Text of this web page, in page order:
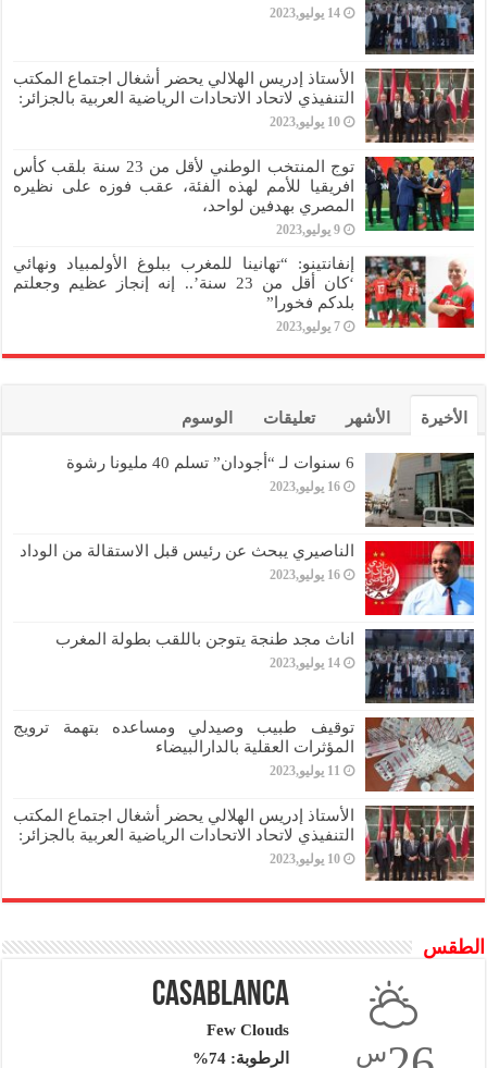
14 يوليو,2023
الأستاذ إدريس الهلالي يحضر أشغال اجتماع المكتب
التنفيذي لاتحاد الاتحادات الرياضية العربية بالجزائر:
10 يوليو,2023
توج المنتخب الوطني لأقل من 23 سنة بلقب كأس
افريقيا للأمم لهذه الفئة، عقب فوزه على نظيره
المصري بهدفين لواحد،
9 يوليو,2023
إنفانتينو: “تهانينا للمغرب ببلوغ الأولمبياد ونهائي
‘كان أقل من 23 سنة’.. إنه إنجاز عظيم وجعلتم
بلدكم فخورا”
7 يوليو,2023
الأخيرة الأشهر تعليقات الوسوم
6 سنوات لـ “أجودان” تسلم 40 مليونا رشوة
16 يوليو,2023
الناصيري يبحث عن رئيس قبل الاستقالة من الوداد
16 يوليو,2023
اناث مجد طنجة يتوجن باللقب بطولة المغرب
14 يوليو,2023
توقيف طبيب وصيدلي ومساعده بتهمة ترويج
المؤثرات العقلية بالدارالبيضاء
11 يوليو,2023
الأستاذ إدريس الهلالي يحضر أشغال اجتماع المكتب
التنفيذي لاتحاد الاتحادات الرياضية العربية بالجزائر:
10 يوليو,2023
الطقس
س
Casablanca
Few Clouds
الرطوبة: 74%